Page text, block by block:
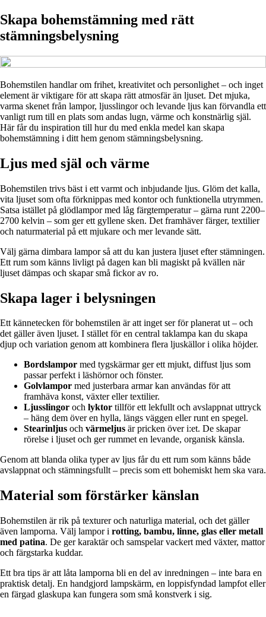
Skapa bohemstämning med rätt
stämningsbelysning
Bohemstilen handlar om frihet, kreativitet och personlighet – och inget
element är viktigare för att skapa rätt atmosfär än ljuset. Det mjuka,
varma skenet från lampor, ljusslingor och levande ljus kan förvandla ett
vanligt rum till en plats som andas lugn, värme och konstnärlig själ.
Här får du inspiration till hur du med enkla medel kan skapa
bohemstämning i ditt hem genom stämningsbelysning.
Ljus med själ och värme
Bohemstilen trivs bäst i ett varmt och inbjudande ljus. Glöm det kalla,
vita ljuset som ofta förknippas med kontor och funktionella utrymmen.
Satsa istället på glödlampor med låg färgtemperatur – gärna runt 2200–
2700 kelvin – som ger ett gyllene sken. Det framhäver färger, textilier
och naturmaterial på ett mjukare och mer levande sätt.
Välj gärna dimbara lampor så att du kan justera ljuset efter stämningen.
Ett rum som känns livligt på dagen kan bli magiskt på kvällen när
ljuset dämpas och skapar små fickor av ro.
Skapa lager i belysningen
Ett kännetecken för bohemstilen är att inget ser för planerat ut – och
det gäller även ljuset. I stället för en central taklampa kan du skapa
djup och variation genom att kombinera flera ljuskällor i olika höjder.
Bordslampor med tygskärmar ger ett mjukt, diffust ljus som
passar perfekt i läshörnor och fönster.
Golvlampor med justerbara armar kan användas för att
framhäva konst, växter eller textilier.
Ljusslingor och lyktor tillför ett lekfullt och avslappnat uttryck
– häng dem över en hylla, längs väggen eller runt en spegel.
Stearinljus och värmeljus är pricken över i:et. De skapar
rörelse i ljuset och ger rummet en levande, organisk känsla.
Genom att blanda olika typer av ljus får du ett rum som känns både
avslappnat och stämningsfullt – precis som ett bohemiskt hem ska vara.
Material som förstärker känslan
Bohemstilen är rik på texturer och naturliga material, och det gäller
även lamporna. Välj lampor i rotting, bambu, linne, glas eller metall
med patina. De ger karaktär och samspelar vackert med växter, mattor
och färgstarka kuddar.
Ett bra tips är att låta lamporna bli en del av inredningen – inte bara en
praktisk detalj. En handgjord lampskärm, en loppisfyndad lampfot eller
en färgad glaskupa kan fungera som små konstverk i sig.